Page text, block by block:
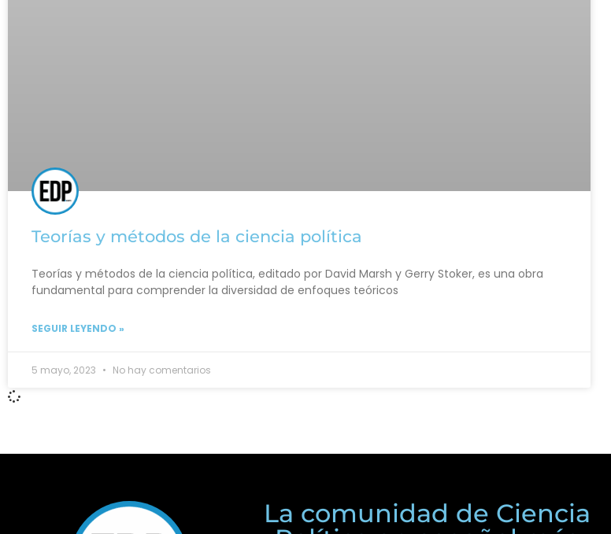
Teorías y métodos de la ciencia política
Teorías y métodos de la ciencia política, editado por David Marsh y Gerry Stoker, es una obra
fundamental para comprender la diversidad de enfoques teóricos
SEGUIR LEYENDO »
5 mayo, 2023 No hay comentarios
La comunidad de Ciencia